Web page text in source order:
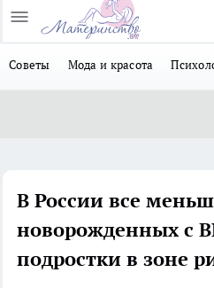
Советы Мода и красота
В России все
новорожденных с
подростки в зоне